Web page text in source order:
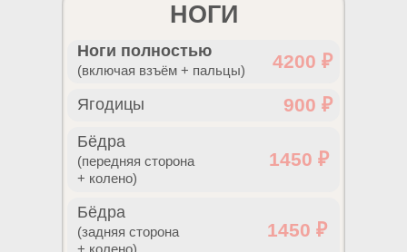
1450 ₽
(задняя сторона
+ колено)
Бёдра
1450 ₽
(передняя сторона
+ колено)
Бёдра
900 ₽
Ягодицы
4200 ₽
(включая взъём + пальцы)
Ноги полностью
НОГИ